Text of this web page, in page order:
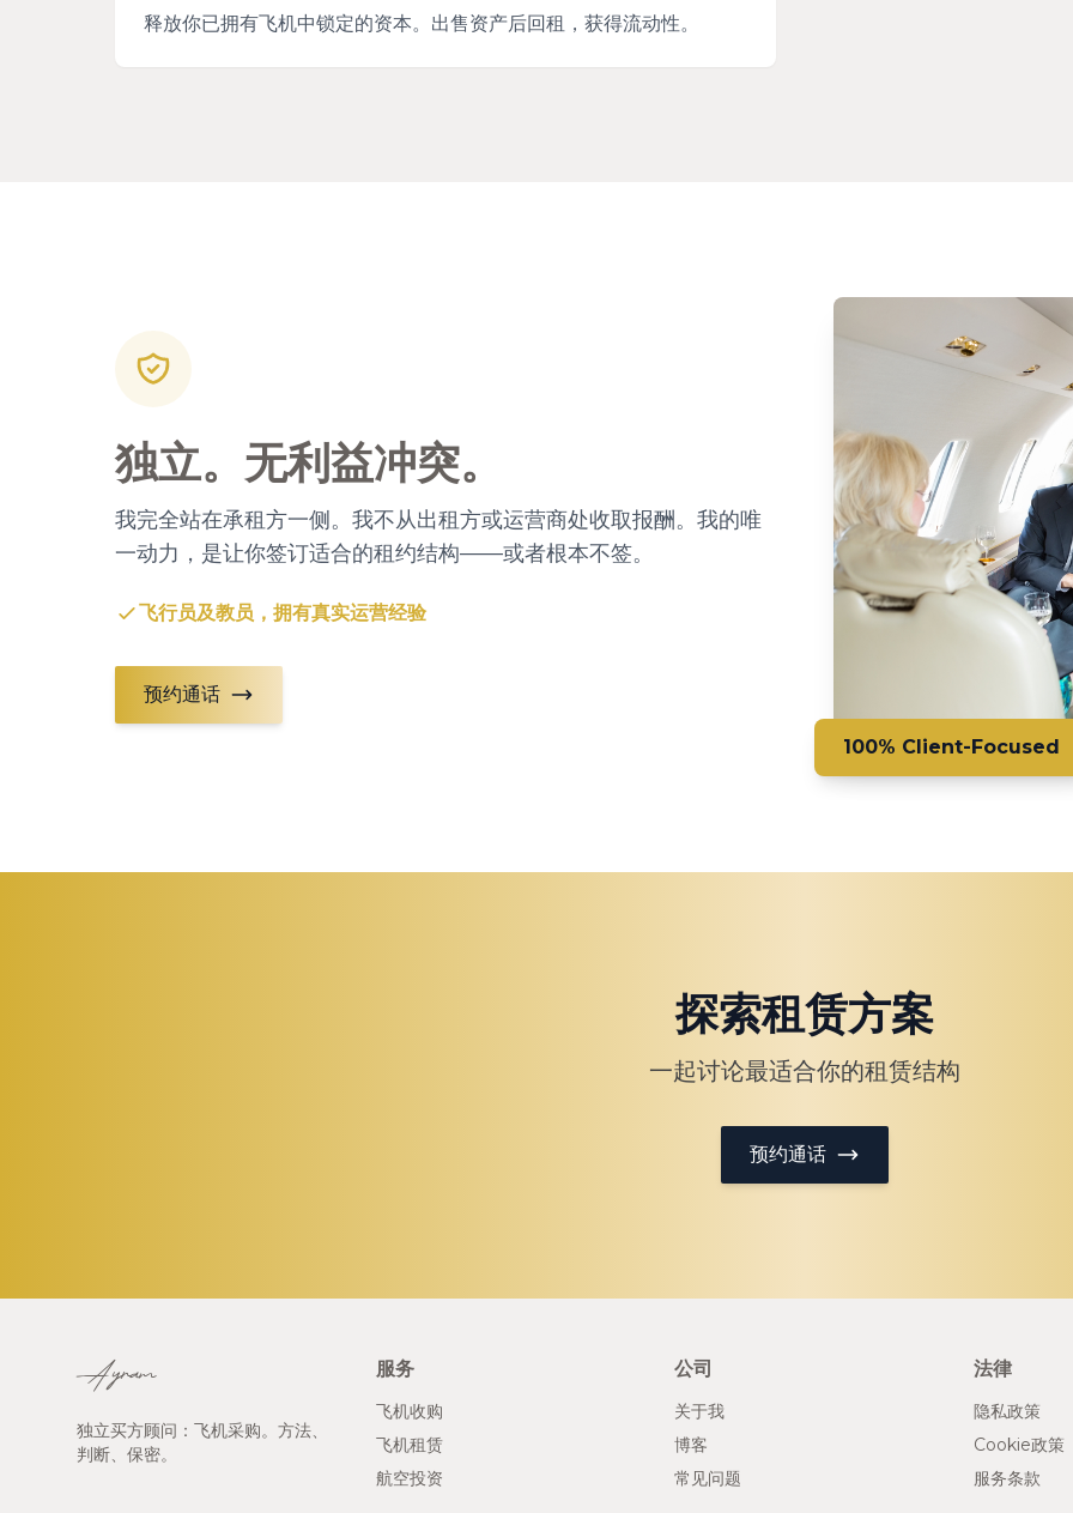
释放你已拥有飞机中锁定的资本。出售资产后回租，获得流动性。
独立。无利益冲突。
我完全站在承租方一侧。我不从出租方或运营商处收取报酬。我的唯
一动力，是让你签订适合的租约结构——或者根本不签。
飞行员及教员，拥有真实运营经验
预约通话
100% Client-Focused
探索租赁方案
一起讨论最适合你的租赁结构
预约通话
Ayram
独立买方顾问：飞机采购。方法、
判断、保密。
服务
飞机收购
飞机租赁
航空投资
公司
关于我
博客
常见问题
法律
隐私政策
Cookie政策
服务条款